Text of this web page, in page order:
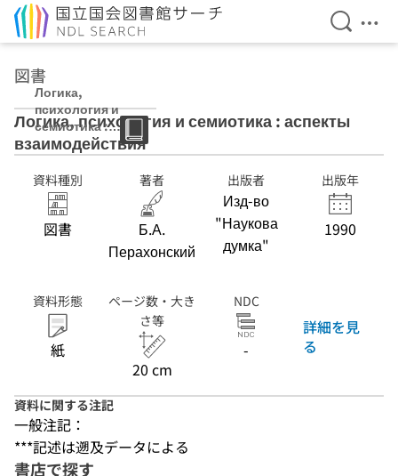
検索を
メ
図書
Логика,
психология и
семиотика :
аспекты
взаимодействи
я
Логика, психология и семиотика : аспекты
взаимодействия
資料種別
図書
著者
Б.А.
Перахонский
出版者
Изд-во
"Наукова
думка"
出版年
1990
資料形態
紙
ページ数・大き
さ等
20 cm
NDC
-
詳細を見
る
資料に関する注記
一般注記：
***記述は遡及データによる
書店で探す